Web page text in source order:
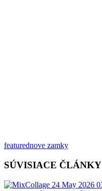
featurednove zamky
SÚVISIACE ČLÁNKY